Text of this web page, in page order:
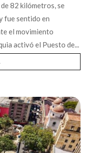
82 kilómetros, se
fue sentido en
el movimiento
activó el Puesto de...